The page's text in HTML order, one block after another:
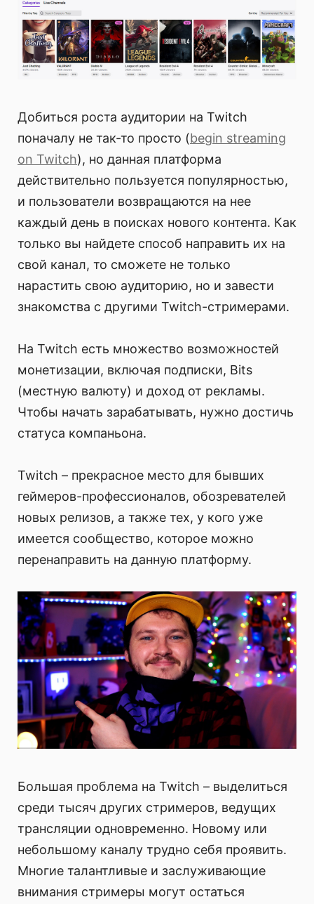
Добиться роста аудитории на Twitch
поначалу не так-то просто (begin streaming
on Twitch), но данная платформа
действительно пользуется популярностью,
и пользователи возвращаются на нее
каждый день в поисках нового контента. Как
только вы найдете способ направить их на
свой канал, то сможете не только
нарастить свою аудиторию, но и завести
знакомства с другими Twitch-стримерами.
На Twitch есть множество возможностей
монетизации, включая подписки, Bits
(местную валюту) и доход от рекламы.
Чтобы начать зарабатывать, нужно достичь
статуса компаньона.
Twitch – прекрасное место для бывших
геймеров-профессионалов, обозревателей
новых релизов, а также тех, у кого уже
имеется сообщество, которое можно
перенаправить на данную платформу.
Большая проблема на Twitch – выделиться
среди тысяч других стримеров, ведущих
трансляции одновременно. Новому или
небольшому каналу трудно себя проявить.
Многие талантливые и заслуживающие
внимания стримеры могут остаться